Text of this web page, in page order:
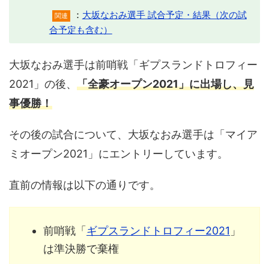
関連 ： 大坂なおみ選手 試合予定・結果（次の試
合予定も含む）
大坂なおみ選手は前哨戦「ギプスランドトロフィー
2021」の後、 「全豪オープン2021」に出場し、見
事優勝！
その後の試合について、大坂なおみ選手は「マイア
ミオープン2021」にエントリーしています。
直前の情報は以下の通りです。
前哨戦「 ギプスランドトロフィー2021 」
は準決勝で棄権